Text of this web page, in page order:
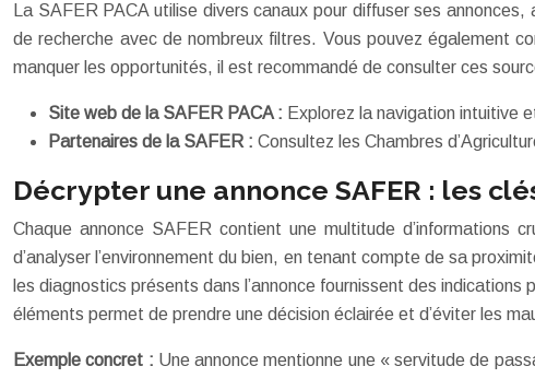
La SAFER PACA utilise divers canaux pour diffuser ses
de recherche avec de nombreux filtres. Vous pouvez également
manquer les opportunités, il est recommandé de consulter ces
Site web de la SAFER PACA : Explorez la navigation intuitive
Partenaires de la SAFER : Consultez les Chambres
Décrypter une annonce SAFER : les
Chaque annonce SAFER contient une multitude d’informations
d’analyser l’environnement du bien, en tenant compte de sa
les diagnostics présents dans l’annonce fournissent des
éléments permet de prendre une décision éclairée et d’éviter les
Exemple concret : Une annonce mentionne une « servitude de